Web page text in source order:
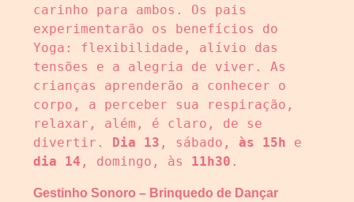
carinho para ambos. Os pais
experimentarão os benefícios do
Yoga: flexibilidade, alívio das
tensões e a alegria de viver. As
crianças aprenderão a conhecer o
corpo, a perceber sua respiração,
relaxar, além, é claro, de se
divertir. Dia 13 , sábado, às 15h
dia 14 , domingo, às 11h30 .
Gestinho Sonoro – Brinquedo de Dançar